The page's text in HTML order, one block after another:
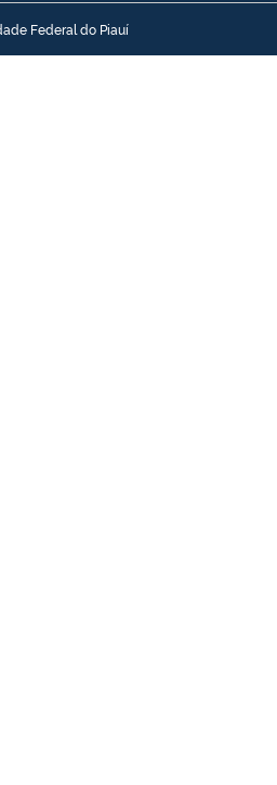
Federal do Piauí